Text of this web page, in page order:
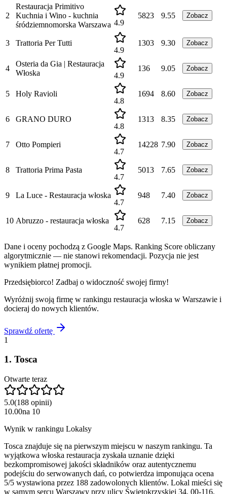
2
Restauracja Primitivo
Kuchnia i Wino - kuchnia
śródziemnomorska Warszawa 4.9
5823 9.55 Zobacz
3
Trattoria Per Tutti
4.9
1303 9.30 Zobacz
4
Osteria da Gia | Restauracja
Włoska
4.9
136 9.05 Zobacz
5
Holy Ravioli
4.8
1694 8.60 Zobacz
6
GRANO DURO
4.8
1313 8.35 Zobacz
7
Otto Pompieri
4.7
14228 7.90 Zobacz
8
Trattoria Prima Pasta
4.7
5013 7.65 Zobacz
9
La Luce - Restauracja włoska
4.7
948 7.40 Zobacz
10 Abruzzo - restauracja włoska
4.7
628 7.15 Zobacz
Dane i oceny pochodzą z Google Maps. Ranking Score obliczany
algorytmicznie — nie stanowi rekomendacji. Pozycja nie jest
wynikiem płatnej promocji.
Przedsiębiorco! Zadbaj o widoczność swojej firmy!
Wyróżnij swoją firmę w rankingu restauracja włoska w Warszawie i
docieraj do nowych klientów.
Sprawdź ofertę
1
1. Tosca
Otwarte teraz
5.0(188 opinii)
10.00na 10
Wynik w rankingu Lokalsy
Tosca znajduje się na pierwszym miejscu w naszym rankingu. Ta
wyjątkowa włoska restauracja zyskała uznanie dzięki
bezkompromisowej jakości składników oraz autentycznemu
podejściu do serwowanych dań, co potwierdza imponująca ocena
5/5 wystawiona przez 188 zadowolonych klientów. Lokal mieści się
w samym sercu Warszawy przy ulicy Świętokrzyskiej 34, 00-116.